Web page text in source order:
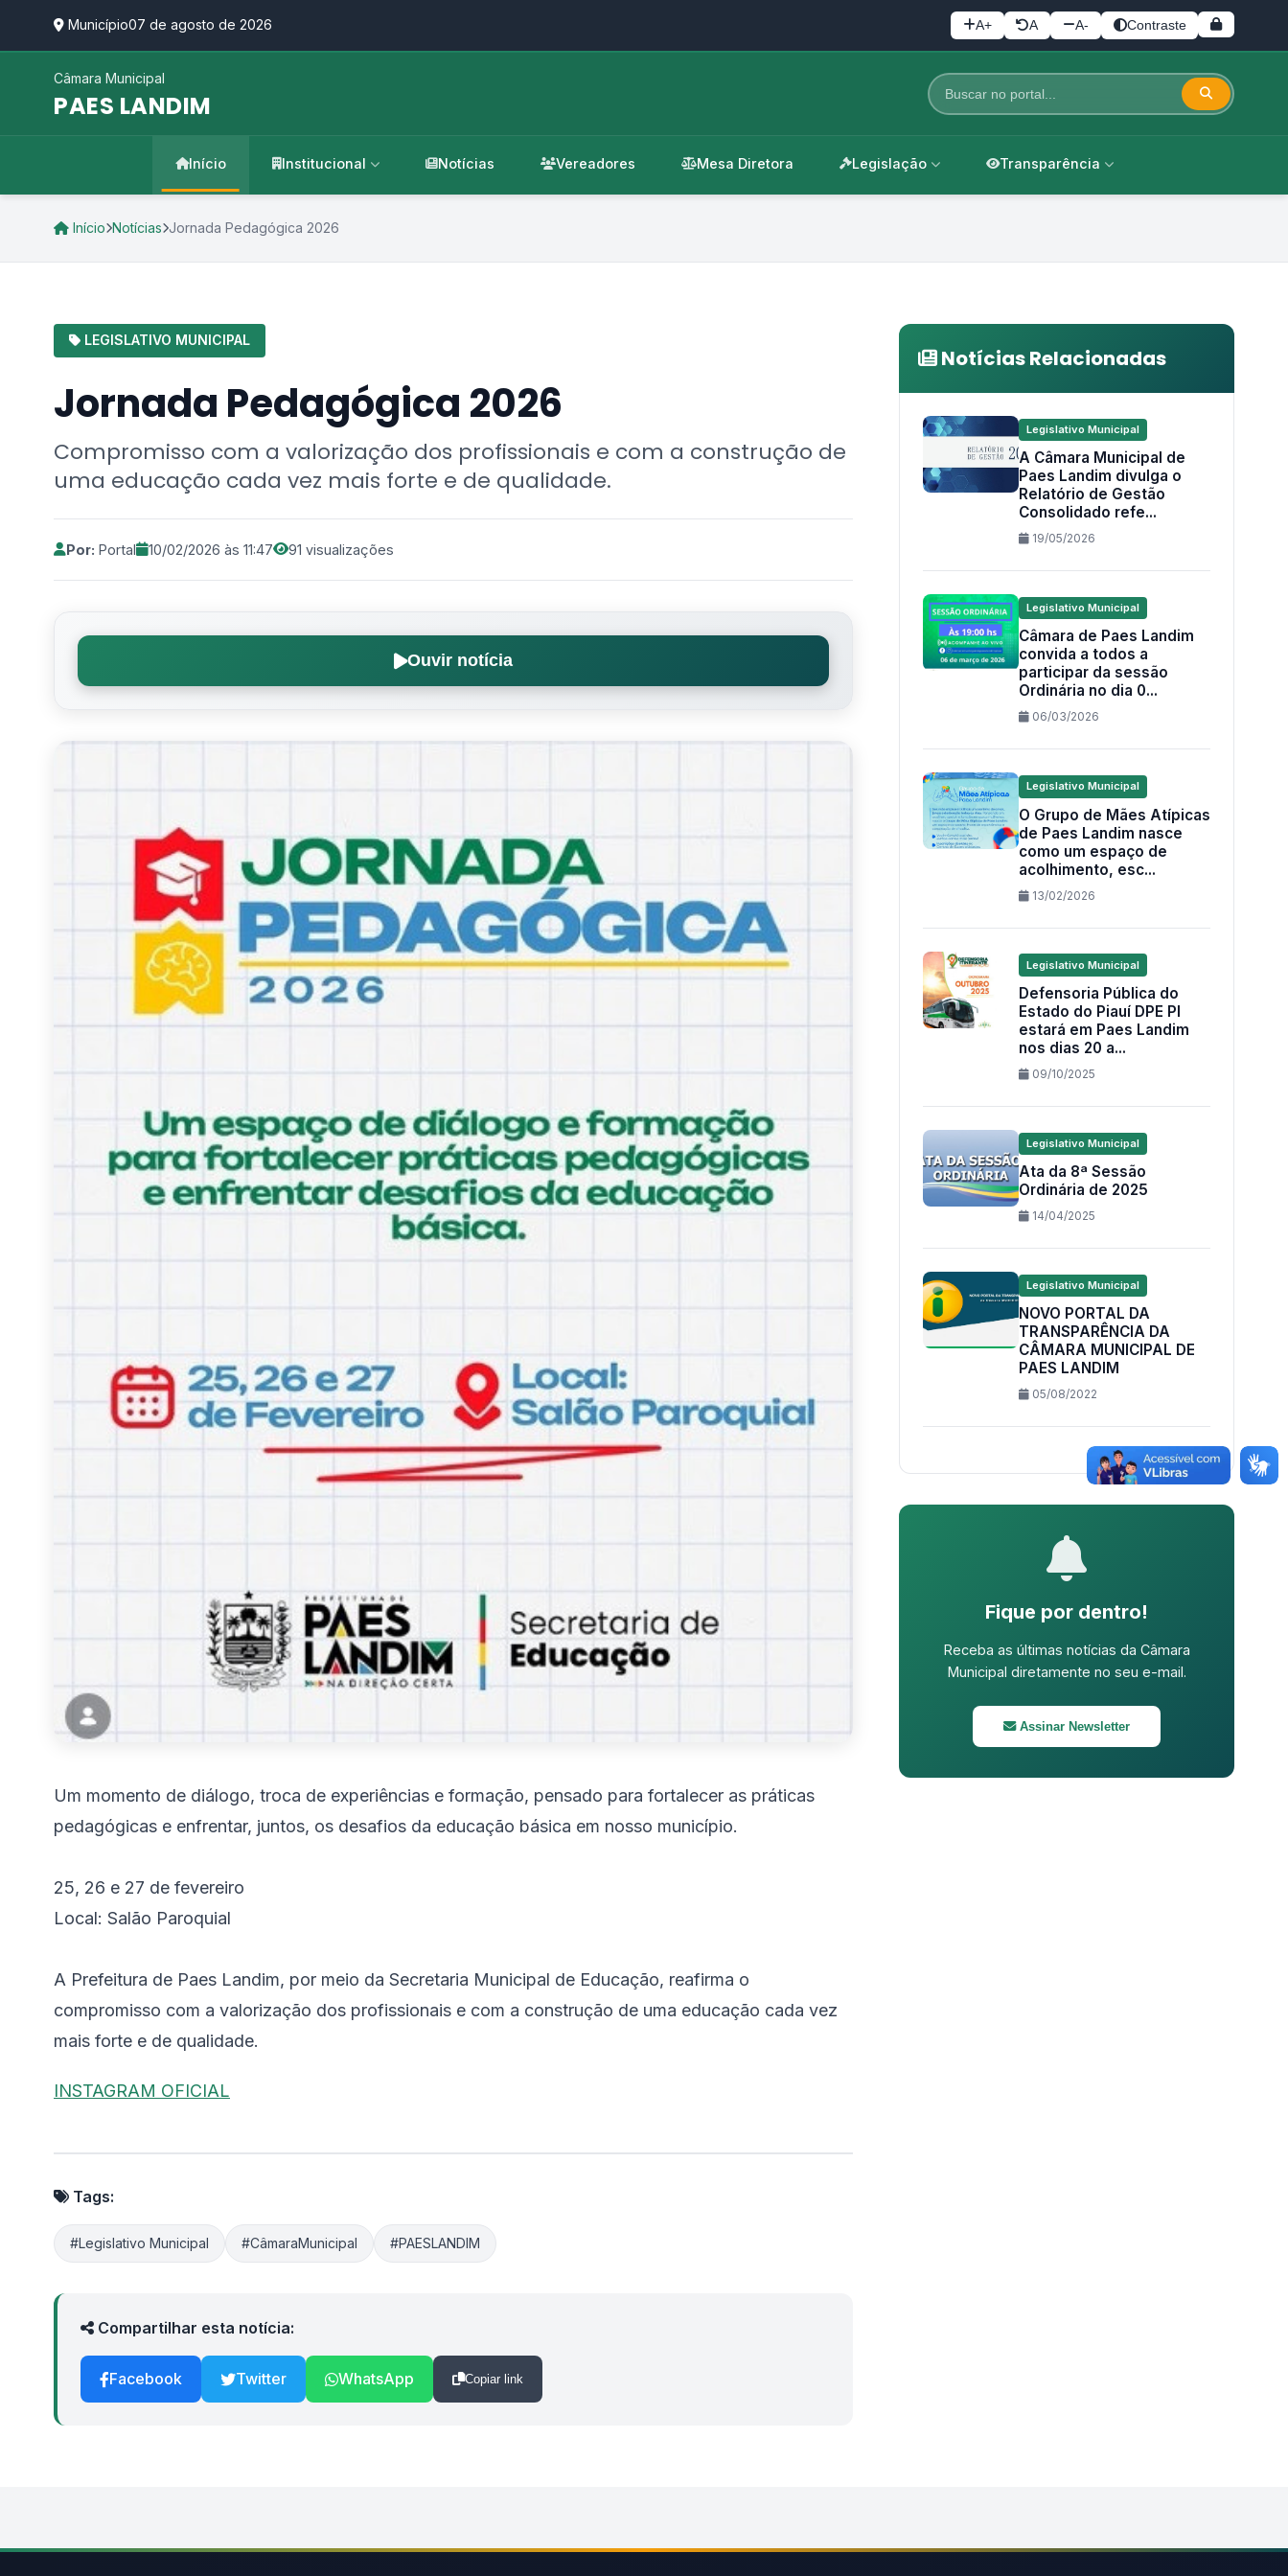
Município07 de agosto de 2026 A+ A A- Contraste
Câmara Municipal
PAES LANDIM
Início Institucional Notícias Vereadores Mesa Diretora Legislação Transparência
Início Notícias Jornada Pedagógica 2026
LEGISLATIVO MUNICIPAL
Jornada Pedagógica 2026
Compromisso com a valorização dos profissionais e com a construção de
uma educação cada vez mais forte e de qualidade.
Por: Portal 10/02/2026 às 11:47 91 visualizações
Ouvir notícia
Um momento de diálogo, troca de experiências e formação, pensado para fortalecer as práticas
pedagógicas e enfrentar, juntos, os desafios da educação básica em nosso município.
25, 26 e 27 de fevereiro
Local: Salão Paroquial
A Prefeitura de Paes Landim, por meio da Secretaria Municipal de Educação, reafirma o
compromisso com a valorização dos profissionais e com a construção de uma educação cada vez
mais forte e de qualidade.
INSTAGRAM OFICIAL
Tags:
#Legislativo Municipal #CâmaraMunicipal #PAESLANDIM
Compartilhar esta notícia:
Facebook Twitter WhatsApp Copiar link
Notícias Relacionadas
Legislativo Municipal
A Câmara Municipal de
Paes Landim divulga o
Relatório de Gestão
Consolidado refe...
19/05/2026
Legislativo Municipal
Câmara de Paes Landim
convida a todos a
participar da sessão
Ordinária no dia 0...
06/03/2026
Legislativo Municipal
O Grupo de Mães Atípicas
de Paes Landim nasce
como um espaço de
acolhimento, esc...
13/02/2026
Legislativo Municipal
Defensoria Pública do
Estado do Piauí DPE PI
estará em Paes Landim
nos dias 20 a...
09/10/2025
Legislativo Municipal
Ata da 8ª Sessão
Ordinária de 2025
14/04/2025
Legislativo Municipal
NOVO PORTAL DA
TRANSPARÊNCIA DA
CÂMARA MUNICIPAL DE
PAES LANDIM
05/08/2022
Fique por dentro!
Receba as últimas notícias da Câmara
Municipal diretamente no seu e-mail.
Assinar Newsletter